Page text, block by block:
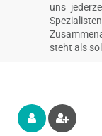
uns
steht als